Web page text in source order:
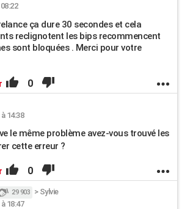
ça dure 30 secondes et cela
reclignotent les bips recommencent
sont bloquées . Merci pour votre
0
14:38
le même problème avez-vous trouvé les
cette erreur ?
0
29 903 > Sylvie
18:47